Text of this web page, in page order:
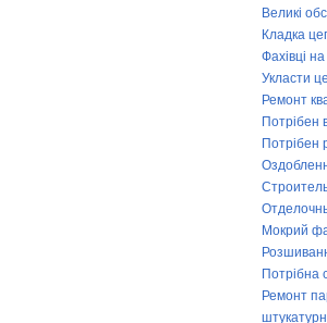
Великі
Кладка
Фахівці
Укласти
Ремонт
Потрібен
Потрібен
Мокрий
Потрібна
Ремонт